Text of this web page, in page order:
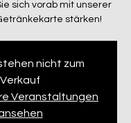
sich vorab mit unserer
stärken!
nicht zum
Verkauf
Veranstaltungen